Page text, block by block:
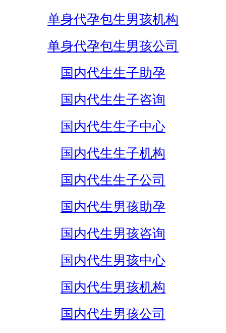
单身代孕包生男孩机构
单身代孕包生男孩公司
国内代生生子助孕
国内代生生子咨询
国内代生生子中心
国内代生生子机构
国内代生生子公司
国内代生男孩助孕
国内代生男孩咨询
国内代生男孩中心
国内代生男孩机构
国内代生男孩公司